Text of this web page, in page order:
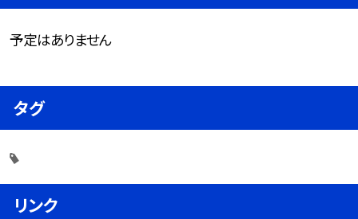
予定はありません
タグ
リンク